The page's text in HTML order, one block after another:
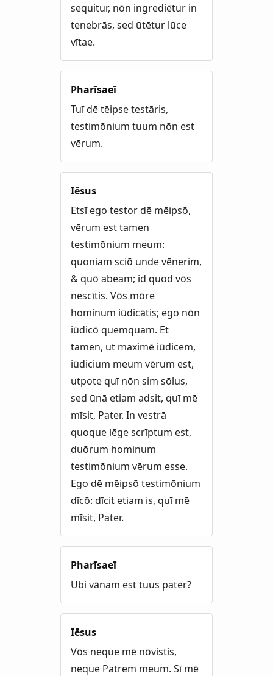
sequitur, nōn ingrediētur in
tenebrās, sed ūtētur lūce
vītae.
Pharīsaeī
Tuī dē tēipse testāris,
testimōnium tuum nōn est
vērum.
Iēsus
Etsī ego testor dē mēipsō,
vērum est tamen
testimōnium meum:
quoniam sciō unde vēnerim,
& quō abeam; id quod vōs
nescītis. Vōs mōre
hominum iūdicātis; ego nōn
iūdicō quemquam. Et
tamen, ut maximē iūdicem,
iūdicium meum vērum est,
utpote quī nōn sim sōlus,
sed ūnā etiam adsit, quī mē
mīsit, Pater. In vestrā
quoque lēge scrīptum est,
duōrum hominum
testimōnium vērum esse.
Ego dē mēipsō testimōnium
dīcō: dīcit etiam is, quī mē
mīsit, Pater.
Pharīsaeī
Ubi vānam est tuus pater?
Iēsus
Vōs neque mē nōvistis,
neque Patrem meum. Sī mē